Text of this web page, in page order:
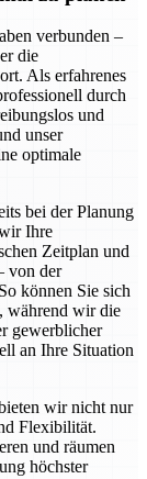
verbunden –
die
Als erfahrenes
durch
und
unser
optimale
bei der Planung
Ihre
Zeitplan und
von der
können Sie sich
während wir die
gewerblicher
an Ihre Situation
wir nicht nur
Flexibilität.
und räumen
höchster